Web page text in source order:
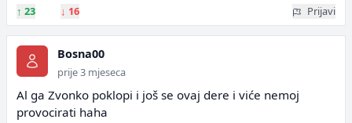
↑ 23 ↓ 16 Prijavi
Bosna00
prije 3 mjeseca
Al ga Zvonko poklopi i još se ovaj dere i viće nemoj
provocirati haha